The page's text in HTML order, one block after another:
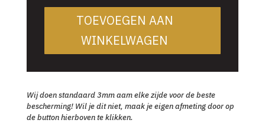
TOEVOEGEN AAN
WINKELWAGEN
Wij doen standaard 3mm aam elke zijde voor de beste
bescherming! Wil je dit niet, maak je eigen afmeting door op
de button hierboven te klikken.